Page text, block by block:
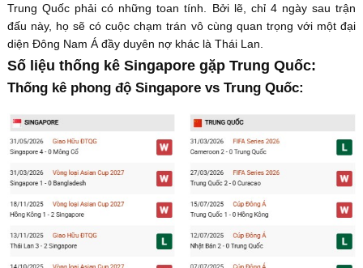
Trung Quốc phải có những toan tính. Bởi lẽ, chỉ 4 ngày sau trận
đấu này, họ sẽ có cuộc chạm trán vô cùng quan trọng với một đại
diện Đông Nam Á đầy duyên nợ khác là Thái Lan.
Số liệu thống kê Singapore gặp Trung Quốc:
Thống kê phong độ Singapore vs Trung Quốc: